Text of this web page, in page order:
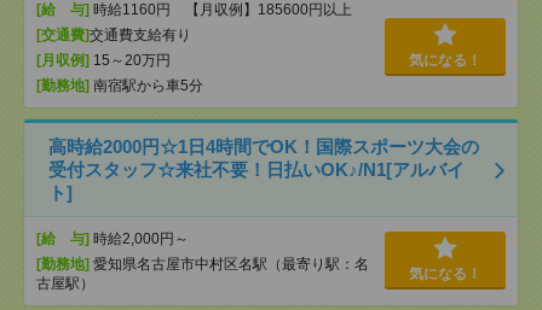
[給 与] 時給1160円 【月収例】185600円以上
[交通費]交通費支給有り
[月収例] 15～20万円
[勤務地] 南宿駅から車5分
気になる！
高時給2000円☆1日4時間でOK！国際スポーツ大会の
受付スタッフ☆来社不要！日払いOK♪/N1[アルバイ
ト]
[給 与] 時給2,000円～
[勤務地] 愛知県名古屋市中村区名駅（最寄り駅：名
古屋駅）
気になる！